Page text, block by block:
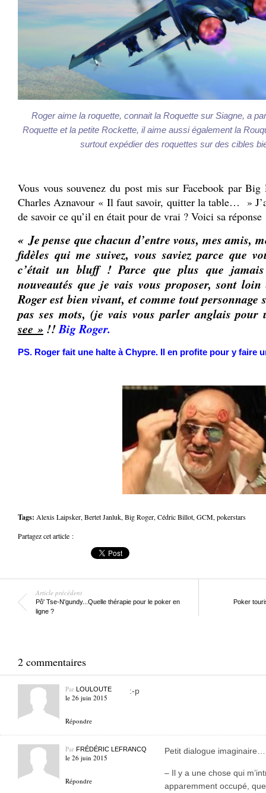
Roger aime la roquette, connait la Roquette sur Siagne, a
Roquette et la petite Rockette, il aime aussi également la
surtout expédier des roquettes sur des cibles
Vous vous souvenez du post mis sur Facebook par Big
Charles Aznavour « Il faut savoir, quitter la table… »
de savoir ce qu’il en était pour de vrai ? Voici sa réponse
« Je pense que chacun d’entre vous, mes amis,
fidèles qui me suivez, vous saviez parce que
c’était un bluff ! Parce que plus que
nouveautés que je vais vous proposer, sont
Roger est bien vivant, et comme tout
pas ses mots, (je vais vous parler anglais
see » !!Big Roger.
PS. Roger fait une halte à Chypre. Il en profite pour y faire
Tags: Alexis Laipsker, Bertet Janluk, Big Roger, Cédric Billot, GCM, pokerstars
Partagez cet article :
Article précédent
Pô' Tse-N'gundy...Quelle thérapie pour le poker en
ligne ?
Poker
2 commentaires
Par LOULOUTE
le 26 juin 2015
Répondre
:-p
Par FRÉDÉRIC LEFRANCQ
le 26 juin 2015
Répondre
Petit dialogue imaginaire…
– Il y a une chose qui
apparemment occupé,